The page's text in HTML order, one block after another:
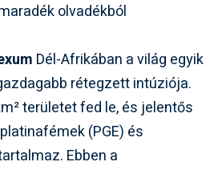
olvadékból
Dél-Afrikában a világ egyik
rétegzett intúziója.
területet fed le, és jelentős
(PGE) és
Ebben a